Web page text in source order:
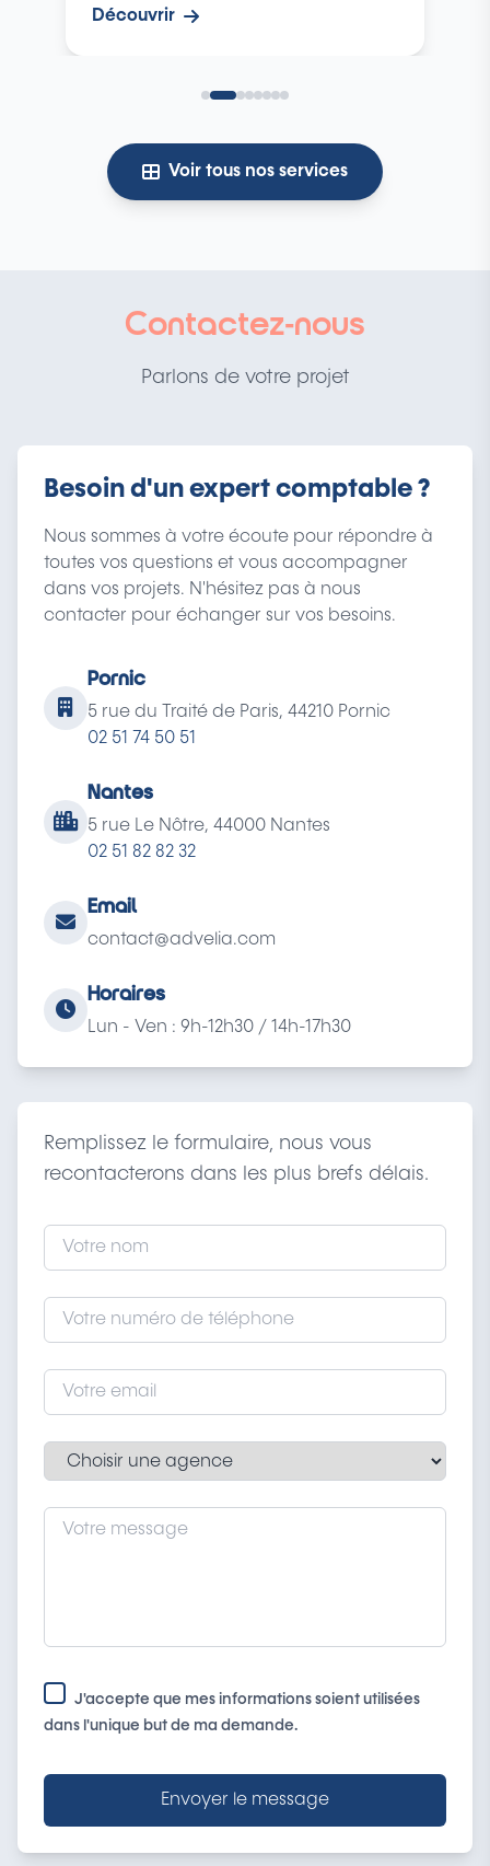
Découvrir
Voir tous nos services
Contactez-nous
Parlons de votre projet
Besoin d'un expert comptable ?
Nous sommes à votre écoute pour répondre à
toutes vos questions et vous accompagner
dans vos projets. N'hésitez pas à nous
contacter pour échanger sur vos besoins.
Pornic
5 rue du Traité de Paris, 44210 Pornic
02 51 74 50 51
Nantes
5 rue Le Nôtre, 44000 Nantes
02 51 82 82 32
Email
contact@advelia.com
Horaires
Lun - Ven : 9h-12h30 / 14h-17h30
Remplissez le formulaire, nous vous
recontacterons dans les plus brefs délais.
J'accepte que mes informations soient utilisées
dans l'unique but de ma demande.
Envoyer le message